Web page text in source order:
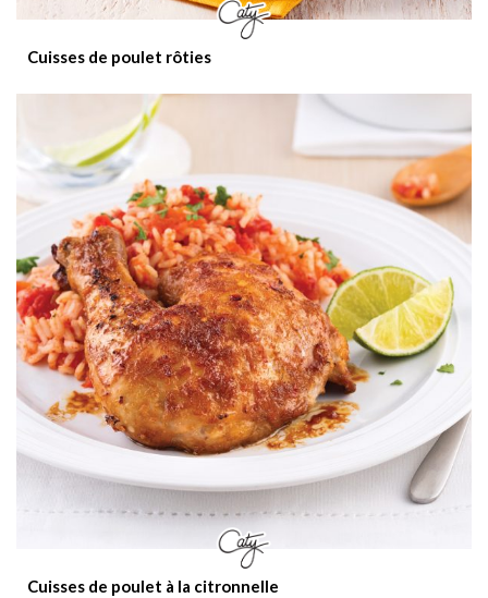
Cuisses de poulet rôties
Cuisses de poulet à la citronnelle